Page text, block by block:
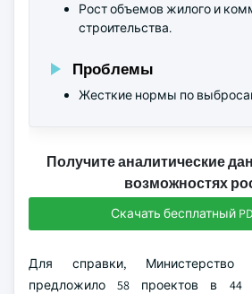
Рост объемов жилого и
строительства.
Проблемы
Жесткие нормы по
Получите аналитические
возможностях
Скачать бесплатный
Для справки, Министерство
предложило 58 проектов в 44